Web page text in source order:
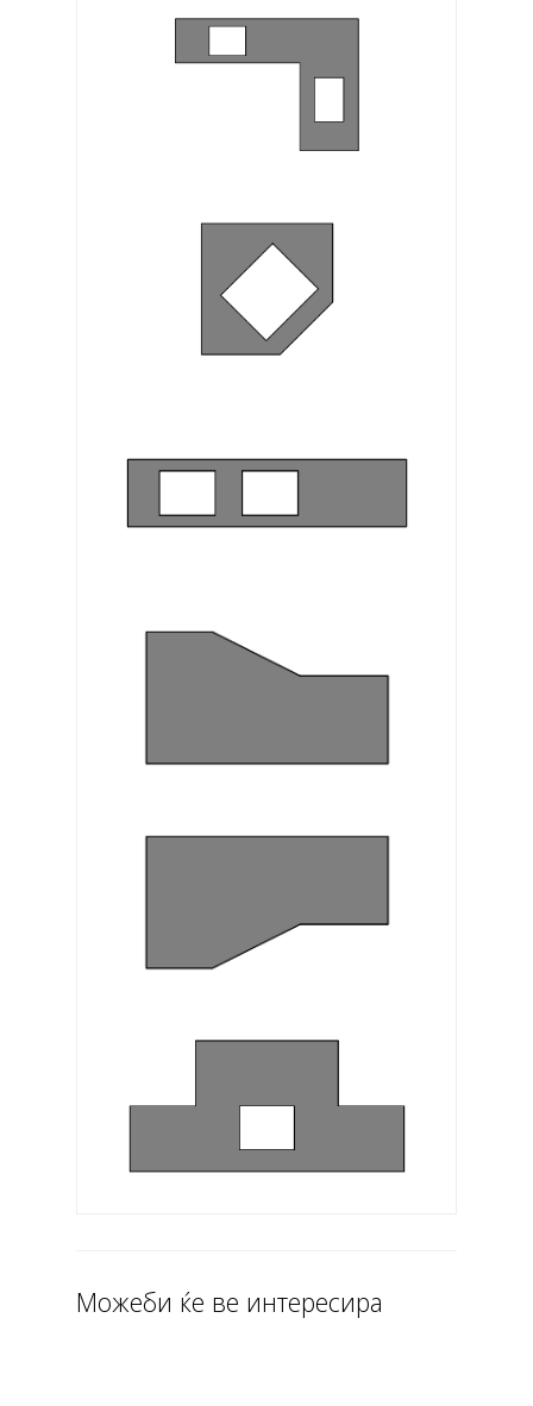
Можеби ќе ве интересира